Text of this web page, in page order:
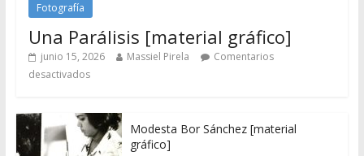
Fotografía
Una Parálisis [material gráfico]
junio 15, 2026 Massiel Pirela
Comentarios
desactivados
Modesta Bor Sánchez [material
gráfico]